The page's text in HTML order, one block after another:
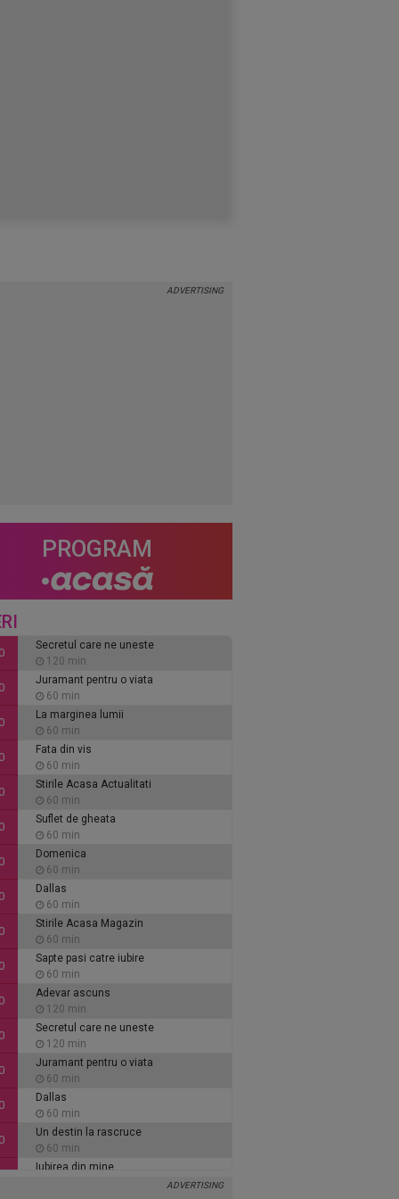
PROGRAM
Secretul care ne uneste
120 min
Juramant pentru o viata
60 min
La marginea lumii
60 min
Fata din vis
60 min
Stirile Acasa Actualitati
60 min
Suflet de gheata
60 min
Domenica
60 min
Dallas
60 min
Stirile Acasa Magazin
60 min
Sapte pasi catre iubire
60 min
Adevar ascuns
120 min
Secretul care ne uneste
120 min
Juramant pentru o viata
60 min
Dallas
60 min
Un destin la rascruce
60 min
Iubirea din mine